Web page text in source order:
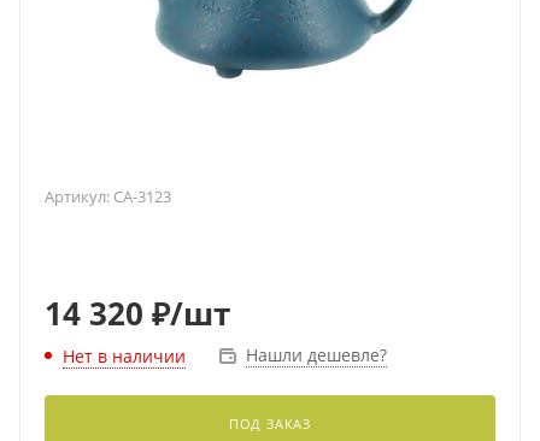
Артикул: CA-3123
14 320 ₽/шт
Нет в наличии Нашли дешевле?
ПОД ЗАКАЗ